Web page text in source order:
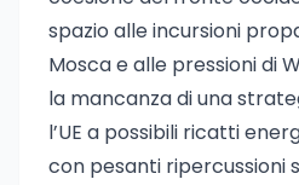
spazio alle incursioni
Mosca e alle pressioni di
la mancanza di una
l’UE a possibili ricatti
con pesanti ripercussioni